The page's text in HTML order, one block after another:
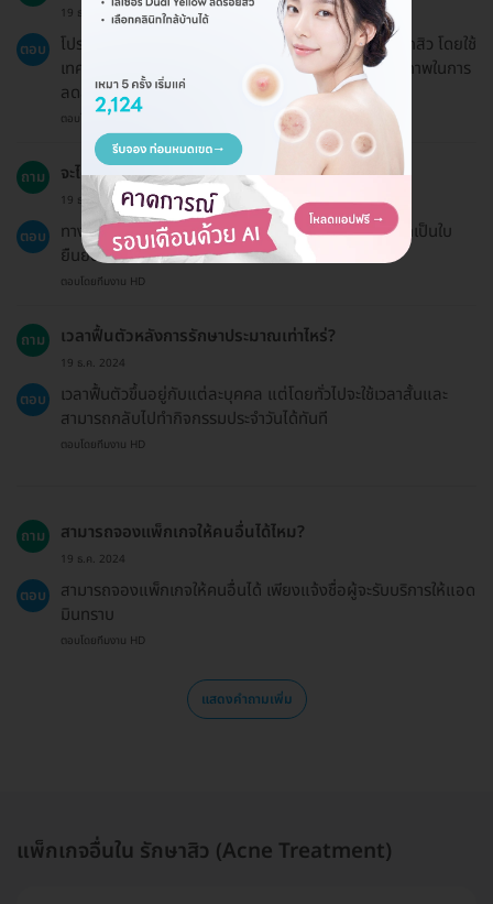
19 ธ.ค. 2024
ตอบ
โปรแกรมรักษาสิวนี้ช่วยให้คุณมีผิวหน้าที่สะอาดปราศจากสิว โดยใช้
เทคนิคที่หลากหลายซึ่งได้รับการพิสูจน์แล้วว่ามีประสิทธิภาพในการ
ลดสิวและฟื้นฟูผิว
ตอบโดยทีมงาน HD
ถาม จะได้รับใบเสร็จไหม?
19 ธ.ค. 2024
ตอบ
ทาง HDmall ไม่สามารถออกใบเสร็จได้ แต่สามารถออกเป็นใบ
ยืนยันการชำระเงินได้
ตอบโดยทีมงาน HD
ถาม เวลาฟื้นตัวหลังการรักษาประมาณเท่าไหร่?
19 ธ.ค. 2024
ตอบ
เวลาฟื้นตัวขึ้นอยู่กับแต่ละบุคคล แต่โดยทั่วไปจะใช้เวลาสั้นและ
สามารถกลับไปทำกิจกรรมประจำวันได้ทันที
ตอบโดยทีมงาน HD
ถาม สามารถจองแพ็กเกจให้คนอื่นได้ไหม?
19 ธ.ค. 2024
ตอบ
สามารถจองแพ็กเกจให้คนอื่นได้ เพียงแจ้งชื่อผู้จะรับบริการให้แอด
มินทราบ
ตอบโดยทีมงาน HD
แสดงคำถามเพิ่ม
แพ็กเกจอื่นใน รักษาสิว (Acne Treatment)